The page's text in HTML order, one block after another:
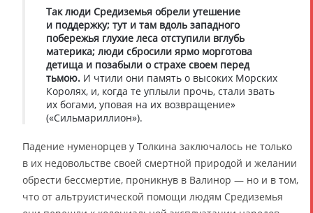
Так люди Средиземья обрели утешение
и поддержку; тут и там вдоль западного
побережья глухие леса отступили вглубь
материка; люди сбросили ярмо морготова
детища и позабыли о страхе своем перед
тьмою. И чтили они память о высоких Морских
Королях, и, когда те уплыли прочь, стали звать
их богами, уповая на их возвращение»
(«Сильмариллион»).
Падение нуменорцев у Толкина заключалось не только
в их недовольстве своей смертной природой и желании
обрести бессмертие, проникнув в Валинор — но и в том,
что от альтруистической помощи людям Средиземья